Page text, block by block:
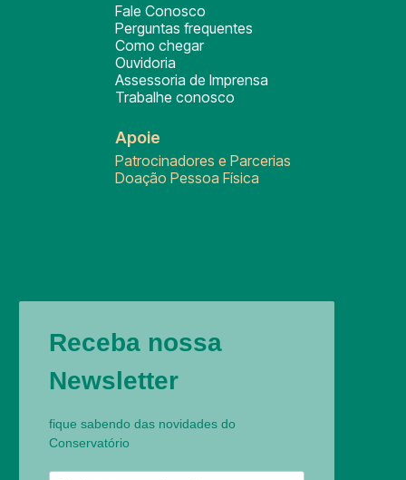
Fale Conosco
Perguntas frequentes
Como chegar
Ouvidoria
Assessoria de Imprensa
Trabalhe conosco
Apoie
Patrocinadores e Parcerias
Doação Pessoa Física